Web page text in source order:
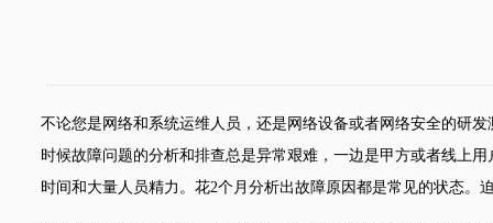
不论您是网络和系统运维人员，还是网络设备或者网络安全的研
时候故障问题的分析和排查总是异常艰难，一边是甲方或者线上
时间和大量人员精力。花2个月分析出故障原因都是常见的状态